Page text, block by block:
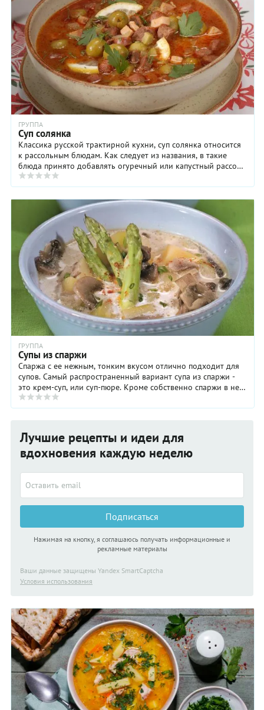
ГРУППА
Суп солянка
Классика русской трактирной кухни, суп солянка относится
к рассольным блюдам. Как следует из названия, в такие
блюда принято добавлять огуречный или капустный рассол,
который, в отличие от маринада, ...
ГРУППА
Супы из спаржи
Спаржа с ее нежным, тонким вкусом отлично подходит для
супов. Самый распространенный вариант супа из спаржи -
это крем-суп, или суп-пюре. Кроме собственно спаржи в него
могут входить другие овощи, но ...
Лучшие рецепты и идеи для
вдохновения каждую неделю
Подписаться
Нажимая на кнопку, я соглашаюсь получать информационные и
рекламные материалы
Ваши данные защищены Yandex SmartCaptcha
Условия использования